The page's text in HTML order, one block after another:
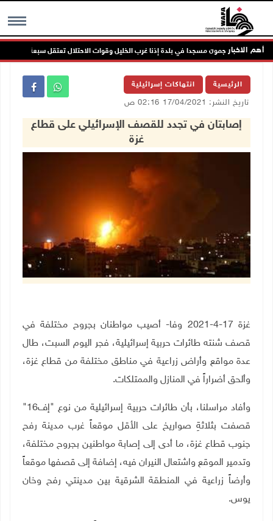
MENU أهم الاخبار
يهاجمون مسجدا في بلدة إذنا غرب الخليل وقوات الاحتلال تعتقل سبعة مواطنين
الرئيسية انتهاكات إسرائيلية
تاريخ النشر: 17/04/2021 02:16 ص
إصابتان في تجدد للقصف الإسرائيلي على قطاع
غزة
غزة 17-4-2021 وفا- أصيب مواطنان بجروح مختلفة في
قصف شنته طائرات حربية إسرائيلية، فجر اليوم السبت، طال
عدة مواقع وأراض زراعية في مناطق مختلفة من قطاع غزة،
وألحق أضراراً في المنازل والممتلكات.
وأفاد مراسلنا، بأن طائرات حربية إسرائيلية من نوع "إف16"
قصفت بثلاثةِ صواريخ على الأقل موقعاً غرب مدينة رفح
جنوب قطاع غزة، ما أدى إلى إصابة مواطنين بجروح مختلفة،
وتدمير الموقع واشتعال النيران فيه، إضافة إلى قصفها موقعاً
وأرضاً زراعية في المنطقة الشرقية بين مدينتي رفح وخان
يوس.